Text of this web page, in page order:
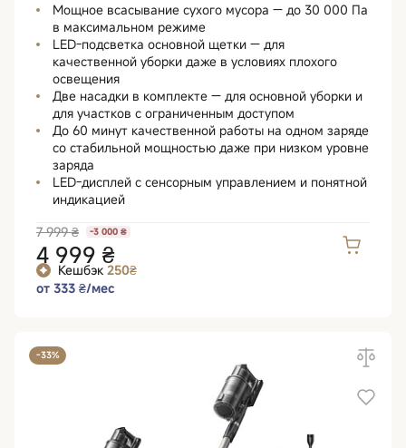
Мощное всасывание сухого мусора — до 30 000 Па
в максимальном режиме
LED-подсветка основной щетки — для
качественной уборки даже в условиях плохого
освещения
Две насадки в комплекте — для основной уборки и
для участков с ограниченным доступом
До 60 минут качественной работы на одном заряде
со стабильной мощностью даже при низком уровне
заряда
LED-дисплей с сенсорным управлением и понятной
индикацией
7 999 ₴
-3 000 ₴
4 999 ₴
Кешбэк 250₴
от 333 ₴/мес
-33%